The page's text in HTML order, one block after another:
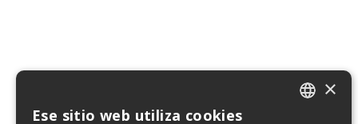
×
Ese sitio web utiliza cookies